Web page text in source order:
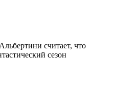
Альбертини считает, что
сезон